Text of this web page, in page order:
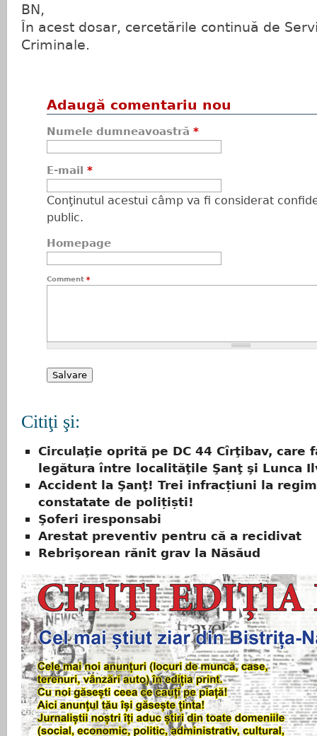
BN,
În acest dosar, cercetările continuă de
Criminale.
Adaugă comentariu nou
Numele dumneavoastră *
E-mail *
Conţinutul acestui câmp va fi considerat
public.
Homepage
Comment *
Citiţi şi:
Circulaţie oprită pe DC 44 Cîrţibav, care
legătura între localităţile Şanţ şi Lunca
Accident la Şanţ! Trei infracțiuni la
constatate de polițiști!
Şoferi iresponsabi
Arestat preventiv pentru că a recidivat
Rebrişorean rănit grav la Năsăud